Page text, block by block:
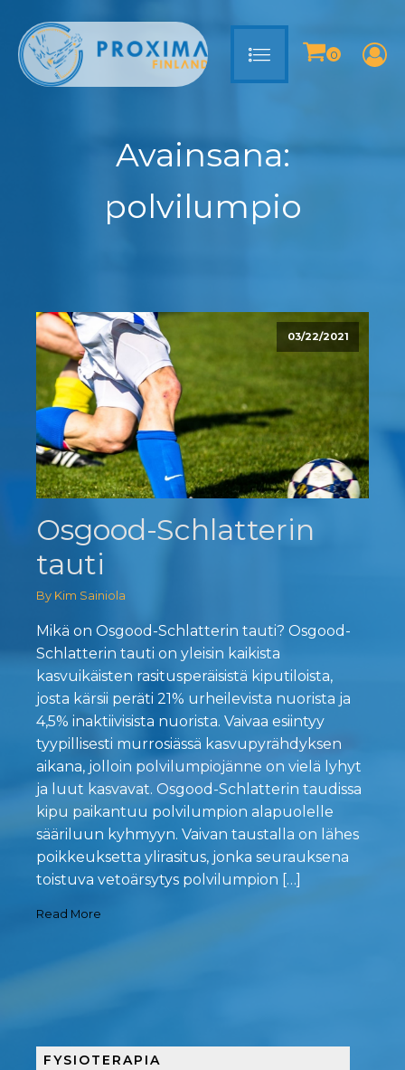
Avainsana:
polvilumpio
03/22/2021
Osgood-Schlatterin
tauti
By Kim Sainiola
Mikä on Osgood-Schlatterin tauti? Osgood-
Schlatterin tauti on yleisin kaikista
kasvuikäisten rasitusperäisistä kiputiloista,
josta kärsii peräti 21% urheilevista nuorista ja
4,5% inaktiivisista nuorista. Vaivaa esiintyy
tyypillisesti murrosiässä kasvupyrähdyksen
aikana, jolloin polvilumpiojänne on vielä lyhyt
ja luut kasvavat. Osgood-Schlatterin taudissa
kipu paikantuu polvilumpion alapuolelle
sääriluun kyhmyyn. Vaivan taustalla on lähes
poikkeuksetta ylirasitus, jonka seurauksena
toistuva vetoärsytys polvilumpion […]
Read More
FYSIOTERAPIA